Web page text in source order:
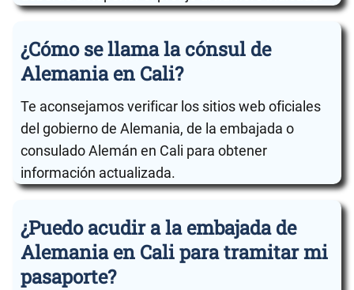
¿Cómo se llama la cónsul de
Alemania en Cali?
Te aconsejamos verificar los sitios web oficiales
del gobierno de Alemania, de la embajada o
consulado Alemán en Cali para obtener
información actualizada.
¿Puedo acudir a la embajada de
Alemania en Cali para tramitar mi
pasaporte?